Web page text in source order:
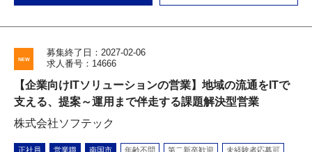
募集終了日：2027-02-06
求人番号：14666
【企業向けITソリューションの営業】地域の流通をITで
支える、提案～運用まで伴走する課題解決型営業
株式会社ソフテック
正社員 営業職 南国市 年齢不問 第二新卒歓迎 未経験者応募可